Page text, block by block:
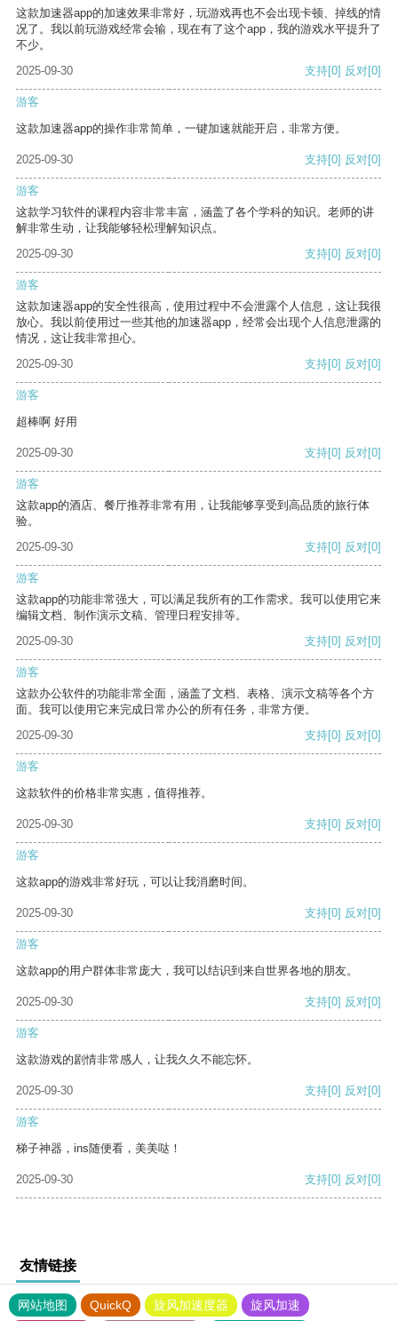
这款加速器app的加速效果非常好，玩游戏再也不会出现卡顿、掉线的情
况了。我以前玩游戏经常会输，现在有了这个app，我的游戏水平提升了
不少。
2025-09-30
支持[0] 反对[0]
游客
这款加速器app的操作非常简单，一键加速就能开启，非常方便。
2025-09-30 支持[0] 反对[0]
游客
这款学习软件的课程内容非常丰富，涵盖了各个学科的知识。老师的讲
解非常生动，让我能够轻松理解知识点。
2025-09-30
支持[0] 反对[0]
游客
这款加速器app的安全性很高，使用过程中不会泄露个人信息，这让我很
放心。我以前使用过一些其他的加速器app，经常会出现个人信息泄露的
情况，这让我非常担心。
2025-09-30
支持[0] 反对[0]
游客
超棒啊 好用
2025-09-30 支持[0] 反对[0]
游客
这款app的酒店、餐厅推荐非常有用，让我能够享受到高品质的旅行体
验。
2025-09-30
支持[0] 反对[0]
游客
这款app的功能非常强大，可以满足我所有的工作需求。我可以使用它来
编辑文档、制作演示文稿、管理日程安排等。
2025-09-30
支持[0] 反对[0]
游客
这款办公软件的功能非常全面，涵盖了文档、表格、演示文稿等各个方
面。我可以使用它来完成日常办公的所有任务，非常方便。
2025-09-30
支持[0] 反对[0]
游客
这款软件的价格非常实惠，值得推荐。
2025-09-30 支持[0] 反对[0]
游客
这款app的游戏非常好玩，可以让我消磨时间。
2025-09-30 支持[0] 反对[0]
游客
这款app的用户群体非常庞大，我可以结识到来自世界各地的朋友。
2025-09-30 支持[0] 反对[0]
游客
这款游戏的剧情非常感人，让我久久不能忘怀。
2025-09-30 支持[0] 反对[0]
游客
梯子神器，ins随便看，美美哒！
2025-09-30 支持[0] 反对[0]
友情链接
网站地图 QuickQ 旋风加速度器 旋风加速